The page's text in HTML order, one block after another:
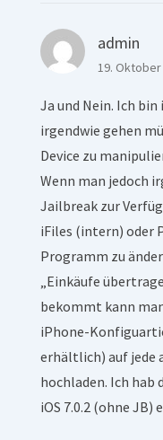
admin
19. Oktober
Ja und Nein. Ich
irgendwie gehen
Device zu
Wenn man jedoch
Jailbreak zur
iFiles (intern) oder
Programm zu
„Einkäufe
bekommt kann
iPhone-
erhältlich) auf jede
hochladen. Ich hab
iOS 7.0.2 (ohne